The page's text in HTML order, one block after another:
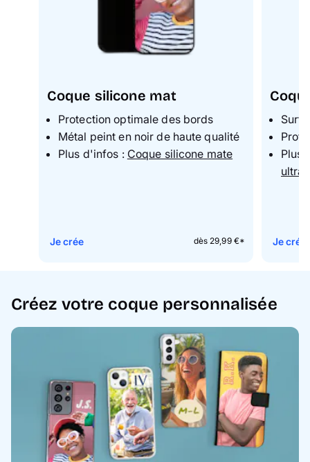
Coque silicone mat
Protection optimale des bords
Métal peint en noir de haute qualité
Plus d'infos : Coque silicone mate
dès 29,99 €*
Je crée
Plus
Je crée
Créez votre coque personnalisée